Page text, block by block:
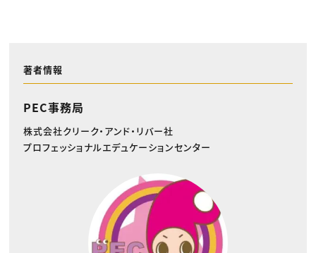
著者情報
PEC事務局
株式会社クリーク・アンド・リバー社
プロフェッショナルエデュケーションセンター